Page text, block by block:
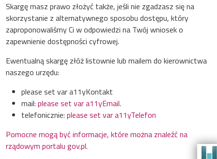
Skargę masz prawo złożyć także, jeśli nie zgadzasz się na
skorzystanie z alternatywnego sposobu dostępu, który
zaproponowaliśmy Ci w odpowiedzi na Twój wniosek o
zapewnienie dostępności cyfrowej.
Ewentualną skargę złóż listownie lub mailem do kierownictwa
naszego urzędu:
please set var a11yKontakt
mail: please set var a11yEmail.
telefonicznie: please set var a11yTelefon
Pomocne mogą być informacje, które można znaleźć na
rządowym portalu gov.pl.